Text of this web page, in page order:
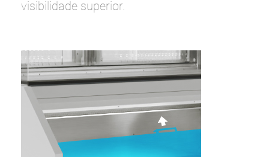
visibilidade superior.